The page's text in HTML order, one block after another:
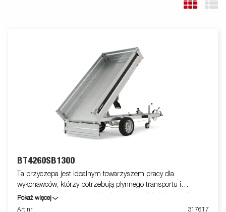
BT4260SB1300
Ta przyczepa jest idealnym towarzyszem pracy dla
wykonawców, którzy potrzebują płynnego transportu i
załadunku piasku, materiałów budowlanych lub żwiru. Jest to
również doskonały wybór dla rolników, którzy chcą przewozić
Pokaż więcej
Art nr
317617